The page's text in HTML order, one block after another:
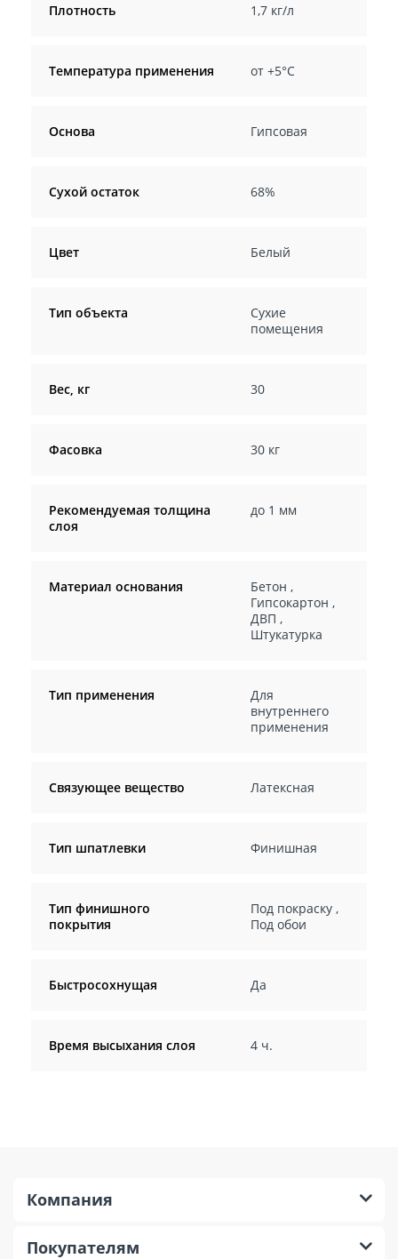
Плотность 1,7 кг/л
Температура применения от +5°С
Основа Гипсовая
Сухой остаток 68%
Цвет Белый
Тип объекта
Сухие
помещения
Вес, кг 30
Фасовка 30 кг
Рекомендуемая толщина
слоя
до 1 мм
Материал основания Бетон ,
Гипсокартон ,
ДВП ,
Штукатурка
Тип применения
Для
внутреннего
применения
Связующее вещество Латексная
Тип шпатлевки Финишная
Тип финишного
покрытия
Под покраску,
Под обои
Быстросохнущая Да
Время высыхания слоя 4 ч.
Компания
Покупателям